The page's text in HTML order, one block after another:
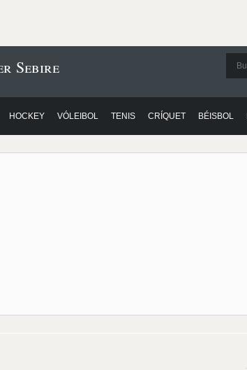
Sebire
HOCKEY VÓLEIBOL TENIS CRÍQUET BÉISBOL